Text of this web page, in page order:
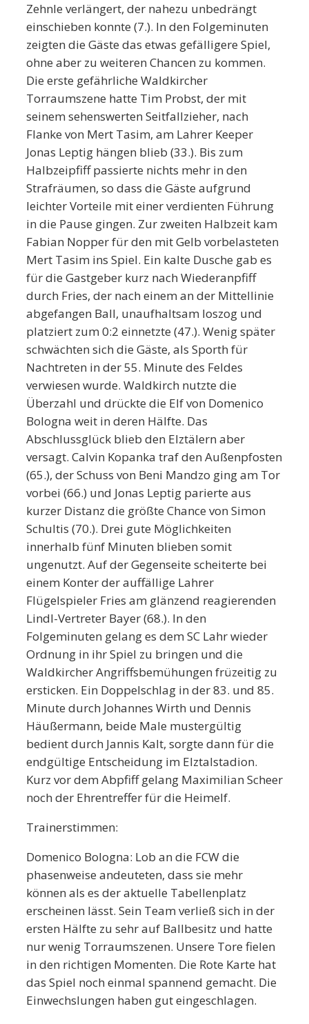
Zehnle verlängert, der nahezu unbedrängt
einschieben konnte (7.). In den Folgeminuten
zeigten die Gäste das etwas gefälligere Spiel,
ohne aber zu weiteren Chancen zu kommen.
Die erste gefährliche Waldkircher
Torraumszene hatte Tim Probst, der mit
seinem sehenswerten Seitfallzieher, nach
Flanke von Mert Tasim, am Lahrer Keeper
Jonas Leptig hängen blieb (33.). Bis zum
Halbzeipfiff passierte nichts mehr in den
Strafräumen, so dass die Gäste aufgrund
leichter Vorteile mit einer verdienten Führung
in die Pause gingen. Zur zweiten Halbzeit kam
Fabian Nopper für den mit Gelb vorbelasteten
Mert Tasim ins Spiel. Ein kalte Dusche gab es
für die Gastgeber kurz nach Wiederanpfiff
durch Fries, der nach einem an der Mittellinie
abgefangen Ball, unaufhaltsam loszog und
platziert zum 0:2 einnetzte (47.). Wenig später
schwächten sich die Gäste, als Sporth für
Nachtreten in der 55. Minute des Feldes
verwiesen wurde. Waldkirch nutzte die
Überzahl und drückte die Elf von Domenico
Bologna weit in deren Hälfte. Das
Abschlussglück blieb den Elztälern aber
versagt. Calvin Kopanka traf den Außenpfosten
(65.), der Schuss von Beni Mandzo ging am Tor
vorbei (66.) und Jonas Leptig parierte aus
kurzer Distanz die größte Chance von Simon
Schultis (70.). Drei gute Möglichkeiten
innerhalb fünf Minuten blieben somit
ungenutzt. Auf der Gegenseite scheiterte bei
einem Konter der auffällige Lahrer
Flügelspieler Fries am glänzend reagierenden
Lindl-Vertreter Bayer (68.). In den
Folgeminuten gelang es dem SC Lahr wieder
Ordnung in ihr Spiel zu bringen und die
Waldkircher Angriffsbemühungen früzeitig zu
ersticken. Ein Doppelschlag in der 83. und 85.
Minute durch Johannes Wirth und Dennis
Häußermann, beide Male mustergültig
bedient durch Jannis Kalt, sorgte dann für die
endgültige Entscheidung im Elztalstadion.
Kurz vor dem Abpfiff gelang Maximilian Scheer
noch der Ehrentreffer für die Heimelf.
Trainerstimmen:
Domenico Bologna: Lob an die FCW die
phasenweise andeuteten, dass sie mehr
können als es der aktuelle Tabellenplatz
erscheinen lässt. Sein Team verließ sich in der
ersten Hälfte zu sehr auf Ballbesitz und hatte
nur wenig Torraumszenen. Unsere Tore fielen
in den richtigen Momenten. Die Rote Karte hat
das Spiel noch einmal spannend gemacht. Die
Einwechslungen haben gut eingeschlagen.